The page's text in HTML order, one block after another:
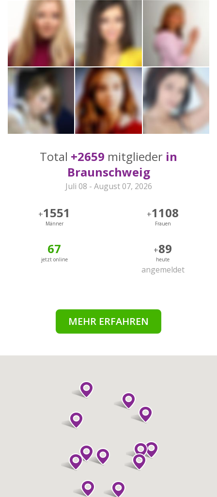
Total +2659 mitglieder in
Braunschweig
Juli 08 - August 07, 2026
+1551
Männer
+1108
Frauen
67
jetzt online
+89
heute
angemeldet
MEHR ERFAHREN